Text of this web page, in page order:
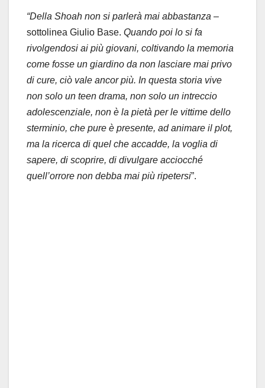
“Della Shoah non si parlerà mai abbastanza –
sottolinea Giulio Base. Quando poi lo si fa
rivolgendosi ai più giovani, coltivando la memoria
come fosse un giardino da non lasciare mai privo
di cure, ciò vale ancor più. In questa storia vive
non solo un teen drama, non solo un intreccio
adolescenziale, non è la pietà per le vittime dello
sterminio, che pure è presente, ad animare il plot,
ma la ricerca di quel che accadde, la voglia di
sapere, di scoprire, di divulgare acciocché
quell’orrore non debba mai più ripetersi”.